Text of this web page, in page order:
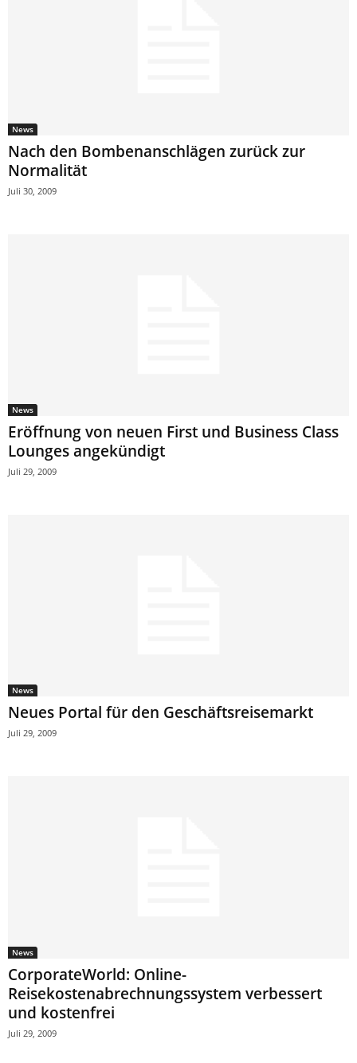
News
Nach den Bombenanschlägen zurück zur
Normalität
Juli 30, 2009
News
Eröffnung von neuen First und Business Class
Lounges angekündigt
Juli 29, 2009
News
Neues Portal für den Geschäftsreisemarkt
Juli 29, 2009
News
CorporateWorld: Online-
Reisekostenabrechnungssystem verbessert
und kostenfrei
Juli 29, 2009